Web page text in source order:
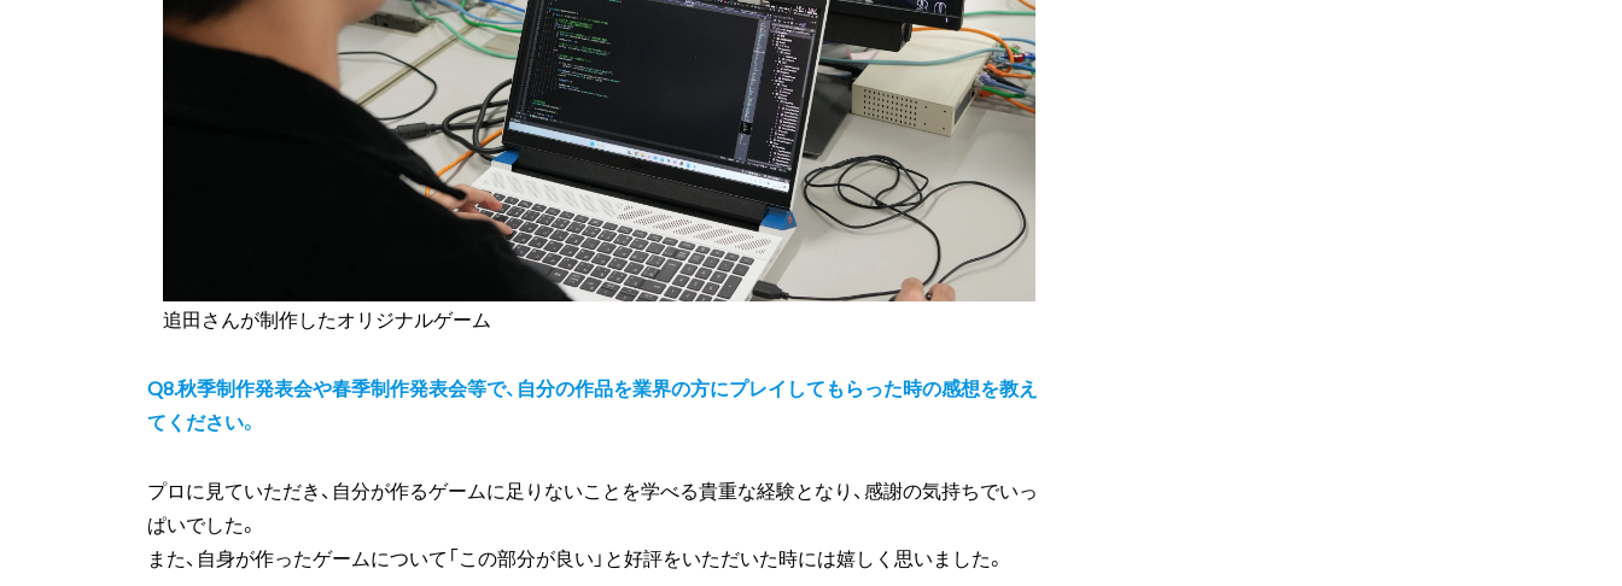
追田さんが制作したオリジナルゲーム
Q8.秋季制作発表会や春季制作発表会等で、自分の作品を業界の方にプレイしてもらった時の感想を教え
てください。
プロに見ていただき、自分が作るゲームに足りないことを学べる貴重な経験となり、感謝の気持ちでいっ
ぱいでした。
また、自身が作ったゲームについて「この部分が良い」と好評をいただいた時には嬉しく思いました。